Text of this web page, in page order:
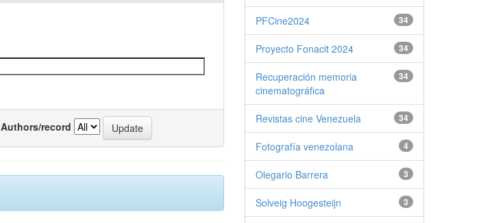
Authors/record
34
PFCine2024
34
Proyecto Fonacit 2024
34
Recuperación memoria
cinematográfica
34
Revistas cine Venezuela
4
Fotografía venezolana
3
Olegario Barrera
3
Solveig Hoogesteijn